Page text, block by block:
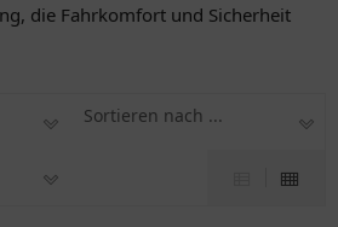
die Fahrkomfort und Sicherheit
Sortieren nach ...